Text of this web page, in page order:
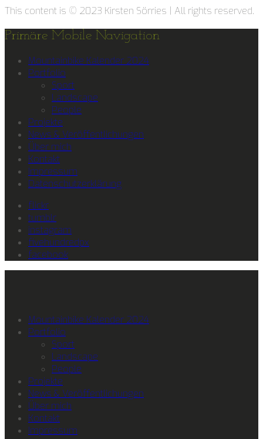
This content is © 2023 Kirsten Sörries | All rights reserved.
Primäre Mobile Navigation
Mountainbike Kalender 2024
Portfolio
Sport
Landscape
People
Projekte
News & Veröffentlichungen
Über mich
Kontakt
Impressum
Datenschutzerklärung
flickr
tumblr
instagram
fivehundredpx
facebook
Mountainbike Kalender 2024
Portfolio
Sport
Landscape
People
Projekte
News & Veröffentlichungen
Über mich
Kontakt
Impressum